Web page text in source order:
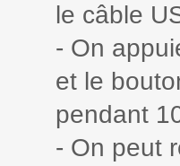
le câble
- On
et le
pendant
- On peut